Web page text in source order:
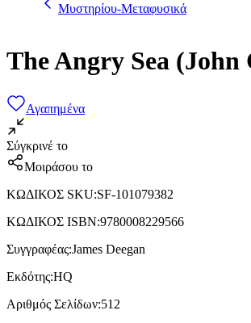
Μυστηρίου-Μεταφυσικά
The Angry Sea (John
Αγαπημένα
Σύγκρινέ το
Μοιράσου το
ΚΩΔΙΚΟΣ SKU:SF-101079382
ΚΩΔΙΚΟΣ ISBN:9780008229566
Συγγραφέας:James Deegan
Εκδότης:HQ
Αριθμός Σελίδων:512